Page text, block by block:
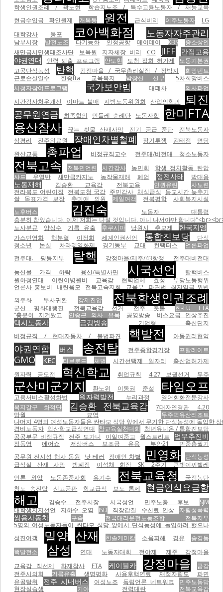
학생인권조례 / 곽노현
학습지노조 / 특수고용노동자 / 재능교육
현금수입금 확인원제
개복동 원전 급식비리 이주노동자
LG
대학강사
웅포 코아백화점 노동자자주관리
남부시장 발전노조 다기능화 인청공항 메이데이 KBS
중소상인
새만금시민생태조사단
보육원 지자체장 비리 CO JIFF
간접고용
야권연대
인력 퇴출 프로그램 안도현 도청 집회 허가제
노동기본권
고공단식농성
탄핵 강정마을 / 국무총리실장 / 정박지
희망텐트
근로손실일수
한중fta 교육복지 박창신 신부
5차희망버스
시청자참여프로그램
국가보안법 대폐차
의사파업
시간강사처우개선
이마트 불매 지방노동위원회 산업의학과 퇴진
공무원연금 최종합의 민들레 순례단 노동자합
한미FTA
용산참사
끊는 쇳물 산재사망 전기 공급 중단
전북노동자
삼평리
진주의료원 장애인차별철폐 장기투쟁 김태정
면담
완산교통
총파업 비정규직교수 전주대/비전대 청소노동자
전북고속 전북민언련 시간강사 농민회
학생 정치활동 탄압
사드
우열반 새만금카지노 농작물재해 폐업 정전사태 박대용
노동재해 김승환 교육감 전북교육 인권유린
사노련
전라북도 어린이집
전북도청 국감 주민감사 채식급식 등교시간 늦추기
쌀 목표가격 보장
추미애 의원 제일여객 전북평학
사회복지시설
노후버스
김진숙
노동자 대통령
충분히 참았습니다. 이제 저희는 나설 것입니다. 아니 나서야만 합니다
노사분규
양심수 기름 유출 후쿠시마 남원시 추모제 한국지엠
가스민영화 핵분열 이정희 세계인권선언 통합진보당
단식
청소년
논실 차라리영화제 경기동부 교대 컨택터스
언론파업
전주대. 평등지부
탈핵 강정마을/제주/43항쟁
전주대비전대
농산물 가격 하락
용산/특별사면 시국선언
탈핵버스
원하청연대
어린이병원비 교육감 협력업체 효성
부당노동행위
언론사 홍보비
내란음모 전북고속지회 교육부 파견법
최저임금 위반
외주화
무사귀환 강제진압 전북학생인권조례
군산 평화대행진 전북교육감 선거 전주 촛불
한-EU FTA
“충분히 지켜봤고
안중근 의사 유묵 공영방송 버스요금 인상추진
택시노동자 금강방송
기업형 축산단지
비정규직 / 현대자동차 / 불법파견
핵발전 아동권리협약
야권연합 버스 송전탑 전주종합경기장 프탈레이트
GMO KEC 티브로드 체벌 시간선택제 일자리
축산업허가제
원자력 공모전
혁신학교 취업규칙 4.27 보궐선거 무주
군산미군기지 환노위 이동권 준설 타임오프
고용서비스활성화법 원자력발전 누리과정
영어회화전문강사
복지갈구 화적단
김승환 전북교육감 7대자연경관
4.20
망월 묘역
무주덕유산리조트
나머지 4명의 여성노동자들은 싼타모 식당 앞에서 무기한 단식농성에 돌입한
경비노동자 익산학교급식연대 참교육실천대회
청년유니온 / 통합진보당
공공부문 비정규직
전주 도가니 이일여중고 월스트리트 업무추진비
정동영 에어쇼 저상버스 보조금 유용 부안21
민중총궐기
공무원 전시성 행사 동원
낫 테러 장애인 차별 민영화 단식농성
급식실 산재 사망
방폐장 이석채 회장 SK 2주기
큰빗이끼벌레
언론 외압
노동존중사회 유기수 전북교육청
국정농단
청도 송전탑
선고공판 학교급식 보도 통제 현금인식요금함
해고 김승수 전주시장 시국성언 민주노총 후보
SJM
대학생지지선언
지하수 오염 ISD 직장갑질 수신료 인상 자림성폭력
쌍용자동차 구속
전국대리운전노동조합 전북지부
5명의 여성노동자들이 싼타모 식당 앞에서 단식농성에 돌입하려 했으나
성진여객
밀양 산재 한솔케미칼 소음피해 경유
송경동
핵발전소
삼성 연대 노동자대회 전야제
제주 강정마을
교육감 직선제
화재참사 FTA 케이블카 강정마을
금강
전주시의회
기름유출 생명평화 사용후핵연료 재정자립도
파면
유골탈취
전주 시내버스 여성노조 독립언론 네트워크
민주노동당
현장실습생
기아 전력대란
전북교육감